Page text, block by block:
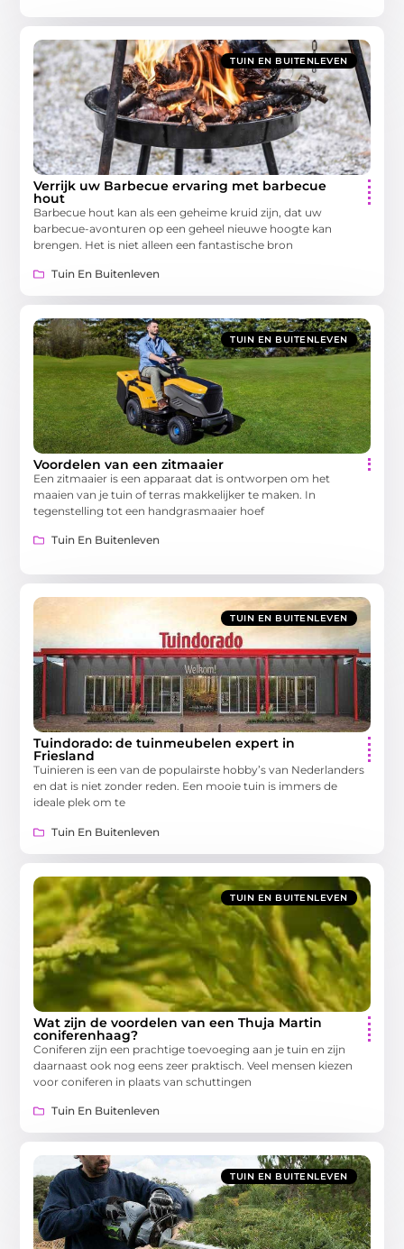
TUIN EN BUITENLEVEN
Verrijk uw Barbecue ervaring met barbecue
hout
Barbecue hout kan als een geheime kruid zijn, dat uw
barbecue-avonturen op een geheel nieuwe hoogte kan
brengen. Het is niet alleen een fantastische bron
Tuin En Buitenleven
TUIN EN BUITENLEVEN
Voordelen van een zitmaaier
Een zitmaaier is een apparaat dat is ontworpen om het
maaien van je tuin of terras makkelijker te maken. In
tegenstelling tot een handgrasmaaier hoef
Tuin En Buitenleven
TUIN EN BUITENLEVEN
Tuindorado: de tuinmeubelen expert in
Friesland
Tuinieren is een van de populairste hobby’s van Nederlanders
en dat is niet zonder reden. Een mooie tuin is immers de
ideale plek om te
Tuin En Buitenleven
TUIN EN BUITENLEVEN
Wat zijn de voordelen van een Thuja Martin
coniferenhaag?
Coniferen zijn een prachtige toevoeging aan je tuin en zijn
daarnaast ook nog eens zeer praktisch. Veel mensen kiezen
voor coniferen in plaats van schuttingen
Tuin En Buitenleven
TUIN EN BUITENLEVEN